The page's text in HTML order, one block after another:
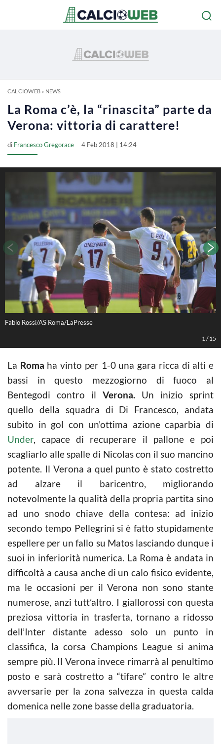
CALCIOWEB» NEWS
La Roma c’è, la “rinascita” parte da
Verona: vittoria di carattere!
di Francesco Gregorace 4 Feb 2018 | 14:24
Fabio Rossi/AS Roma/LaPresse
1 /15
La Roma ha vinto per 1-0 una gara ricca di alti e
bassi in questo mezzogiorno di fuoco al
Bentegodi contro il Verona. Un inizio sprint
quello della squadra di Di Francesco, andata
subito in gol con un’ottima azione caparbia di
Under, capace di recuperare il pallone e poi
scagliarlo alle spalle di Nicolas con il suo mancino
potente. Il Verona a quel punto è stato costretto
ad alzare il baricentro, migliorando
notevolmente la qualità della propria partita sino
ad uno snodo chiave della contesa: ad inizio
secondo tempo Pellegrini si è fatto stupidamente
espellere per un fallo su Matos lasciando dunque i
suoi in inferiorità numerica. La Roma è andata in
difficoltà a causa anche di un calo fisico evidente,
ma le occasioni per il Verona non sono stante
numerose, anzi tutt’altro. I giallorossi con questa
preziosa vittoria in trasferta, tornano a ridosso
dell’Inter distante adesso solo un punto in
classifica, la corsa Champions League si anima
sempre più. Il Verona invece rimarrà al penultimo
posto e sarà costretto a “tifare” contro le altre
avversarie per la zona salvezza in questa calda
domenica nelle zone basse della graduatoria.